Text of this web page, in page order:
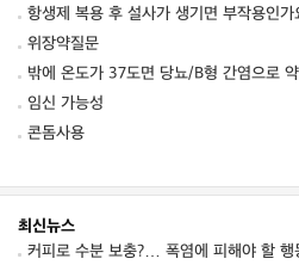
항생제 복용 후 설사가 생기면 부작용인가
위장약질문
임신 가능성
콘돔사용
최신뉴스
커피로 수분 보충?… 폭염에 피해야 할 행